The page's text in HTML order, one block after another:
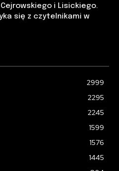
i Lisickiego.
się z czytelnikami w
2999
2295
2245
1599
1576
1445